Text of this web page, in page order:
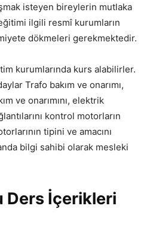
isteyen bireylerin mutlaka
ilgili resmî kurumların
dökmeleri gerekmektedir.
kurumlarında kurs alabilirler.
Trafo bakım ve onarımı,
ve onarımını, elektrik
kontrol motorların
tipini ve amacını
bilgi sahibi olarak mesleki
Ders İçerikleri